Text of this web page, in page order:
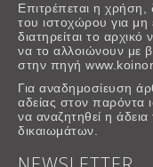
Επιτρέπεται η
του ιστοχώρου για
διατηρείται το
να το αλλοιώνουν με
στην πηγή
Για αναδημοσίευση
αδείας στον παρόντα
να αναζητηθεί η
δικαιωμάτων.